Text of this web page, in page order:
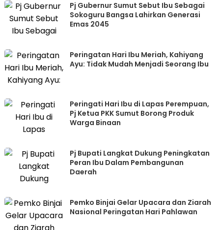
Pj Gubernur Sumut Sebut Ibu Sebagai
Sokoguru Bangsa Lahirkan Generasi
Emas 2045
Peringatan Hari Ibu Meriah, Kahiyang
Ayu: Tidak Mudah Menjadi Seorang Ibu
Peringati Hari Ibu di Lapas Perempuan,
Pj Ketua PKK Sumut Borong Produk
Warga Binaan
Pj Bupati Langkat Dukung Peningkatan
Peran Ibu Dalam Pembangunan
Daerah
Pemko Binjai Gelar Upacara dan Ziarah
Nasional Peringatan Hari Pahlawan